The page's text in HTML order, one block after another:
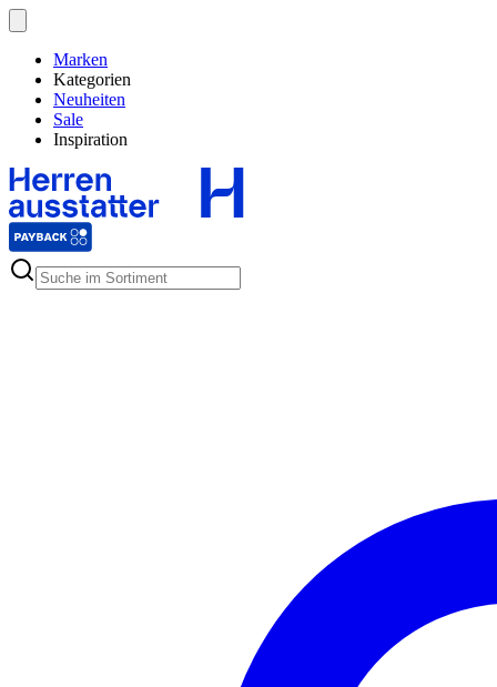
Marken
Kategorien
Neuheiten
Sale
Inspiration